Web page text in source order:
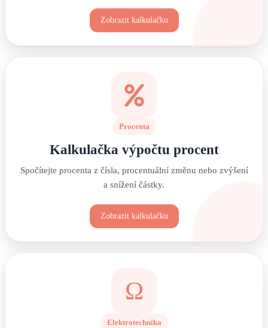
Zobrazit kalkulačku
Procenta
Kalkulačka výpočtu procent
Spočítejte procenta z čísla, procentuální změnu nebo zvýšení
a snížení částky.
Zobrazit kalkulačku
Ω
Elektrotechnika